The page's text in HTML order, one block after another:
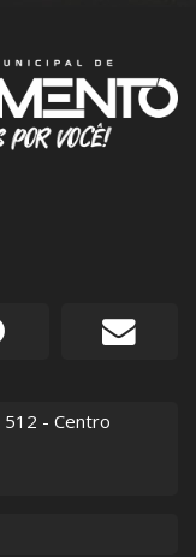
512 - Centro